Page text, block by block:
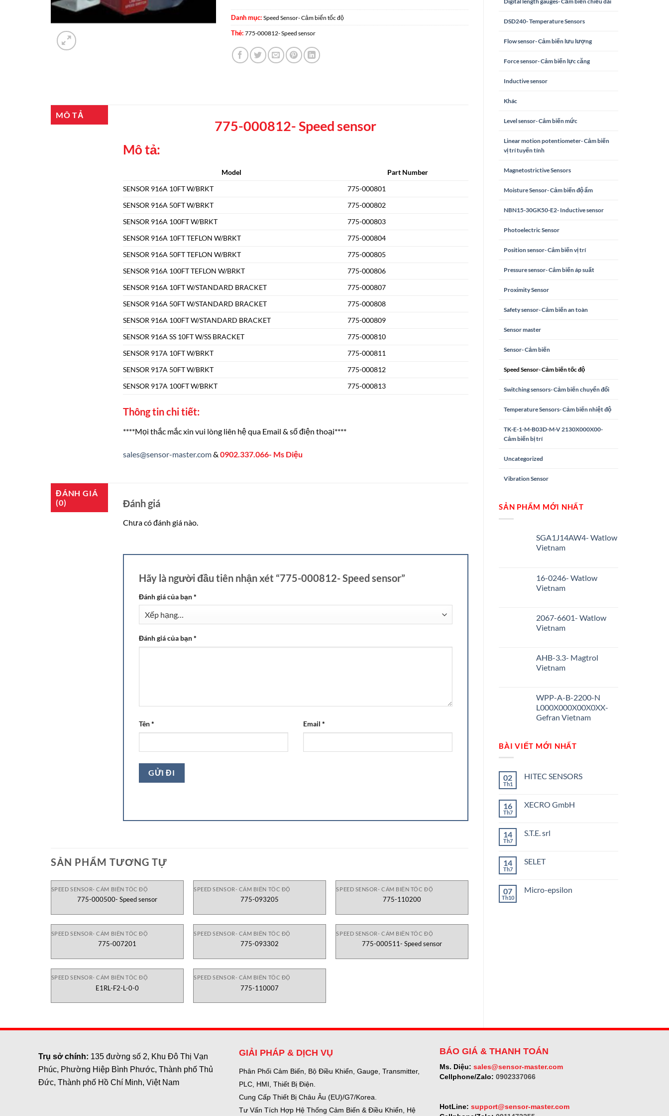
DSD240- Temperature Sensors
Flow sensor- Cảm biến lưu lượng
Force sensor- Cảm biến lực căng
Inductive sensor
Khác
Level sensor- Cảm biến mức
Linear motion potentiometer- Cảm biến
vị trí tuyến tính
Magnetostrictive Sensors
Moisture Sensor- Cảm biến độ ẩm
NBN15-30GK50-E2- Inductive sensor
Photoelectric Sensor
Position sensor- Cảm biến vị trí
Pressure sensor- Cảm biến áp suất
Proximity Sensor
Safety sensor- Cảm biến an toàn
Sensor master
Sensor- Cảm biến
Speed Sensor- Cảm biến tốc độ
Switching sensors- Cảm biến chuyển đổi
Temperature Sensors- Cảm biến nhiệt độ
TK-E-1-M-B03D-M-V 2130X000X00-
Cảm biến bị trí
Uncategorized
Vibration Sensor
SẢN PHẨM MỚI NHẤT
SGA1J14AW4- Watlow
Vietnam
16-0246- Watlow
Vietnam
2067-6601- Watlow
Vietnam
AHB-3.3- Magtrol
Vietnam
WPP-A-B-2200-N
L000X000X00X0XX-
Gefran Vietnam
BÀI VIẾT MỚI NHẤT
02
Th1
HITEC SENSORS
luận
16
Th7
XECRO GmbH
luận
14
Th7
S.T.E. srl
luận
14
Th7
SELET
luận
07
Th10
Micro-epsilon
Danh mục:Speed Sensor- Cảm biến tốc độ
Thẻ:775-000812- Speed sensor
MÔ TẢ
775-000812- Speed sensor
Mô tả:
Model
Part Number
SENSOR 916A 10FT W/BRKT
775-000801
SENSOR 916A 50FT W/BRKT
775-000802
SENSOR 916A 100FT W/BRKT
775-000803
SENSOR 916A 10FT TEFLON W/BRKT
775-000804
SENSOR 916A 50FT TEFLON W/BRKT
775-000805
SENSOR 916A 100FT TEFLON W/BRKT
775-000806
SENSOR 916A 10FT W/STANDARD BRACKET
775-000807
SENSOR 916A 50FT W/STANDARD BRACKET
775-000808
SENSOR 916A 100FT W/STANDARD BRACKET
775-000809
SENSOR 916A SS 10FT W/SS BRACKET
775-000810
SENSOR 917A 10FT W/BRKT
775-000811
SENSOR 917A 50FT W/BRKT
775-000812
SENSOR 917A 100FT W/BRKT
775-000813
Thông tin chi tiết:
****Mọi thắc mắc xin vui lòng liên hệ qua Email & số điện thoại****
sales@sensor-master.com& 0902.337.066- Ms Diệu
ĐÁNH GIÁ
(0)
Đánh giá
Chưa có đánh giá nào.
Hãy là người đầu tiên nhận xét “775-000812- Speed sensor”
Đánh giá của bạn*
Đánh giá của bạn*
Tên* Email *
SẢN PHẨM TƯƠNG TỰ
SPEED SENSOR- CẢM BIẾN TỐC ĐỘ
775-000500- Speed sensor
SPEED SENSOR- CẢM BIẾN TỐC ĐỘ
775-093205
SPEED SENSOR- CẢM BIẾN TỐC ĐỘ
775-110200
SPEED SENSOR- CẢM BIẾN TỐC ĐỘ
775-007201
SPEED SENSOR- CẢM BIẾN TỐC ĐỘ
775-093302
SPEED SENSOR- CẢM BIẾN TỐC ĐỘ
775-000511- Speed sensor
SPEED SENSOR- CẢM BIẾN TỐC ĐỘ
E1RL-F2-L-0-0
SPEED SENSOR- CẢM BIẾN TỐC ĐỘ
775-110007
Trụ sở chính: 135 đường số 2, Khu Đô Thị Vạn
Phúc, Phường Hiệp Bình Phước, Thành phố Thủ
Đức, Thành phố Hồ Chí Minh, Việt Nam
GIẢI PHÁP & DỊCH VỤ
Phân Phối Cảm Biến, Bộ Điều Khiển, Gauge, Transmitter,
PLC, HMI, Thiết Bị Điện.
Cung Cấp Thiết Bị Châu Âu (EU)/G7/Korea.
Tư Vấn Tích Hợp Hệ Thống Cảm Biến & Điều Khiển, Hệ
BÁO GIÁ & THANH TOÁN
Ms. Diệu: sales@sensor-master.com
Cellphone/Zalo: 0902337066
HotLine: support@sensor-master.com